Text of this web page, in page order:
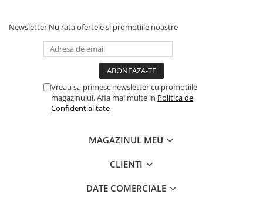
Newsletter Nu rata ofertele si promotiile noastre
Vreau sa primesc newsletter cu promotiile
magazinului. Afla mai multe in Politica de
Confidentialitate
MAGAZINUL MEU
CLIENTI
DATE COMERCIALE